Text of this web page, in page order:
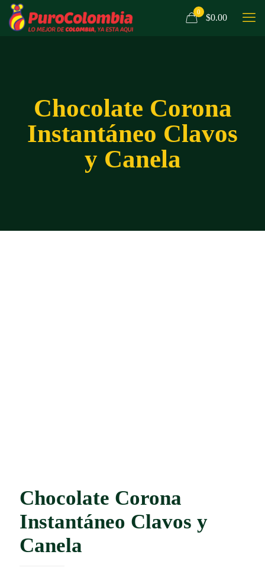
0
$0.00
Chocolate Corona
Instantáneo Clavos
y Canela
Chocolate Corona
Instantáneo Clavos y
Canela